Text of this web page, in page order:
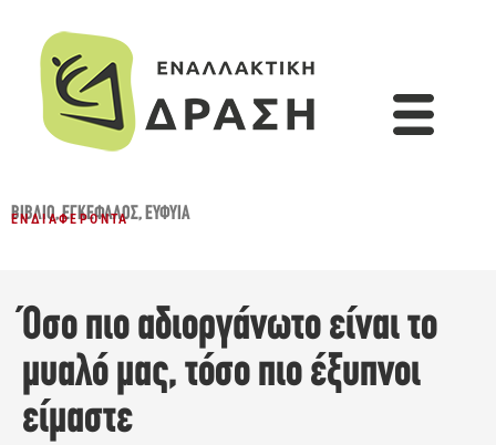
ΒΙΒΛΊΟ,ΕΓΚΈΦΑΛΟΣ,ΕΥΦΥΊΑ
ΕΝΔΙΑΦΈΡΟΝΤΑ
Όσο πιο αδιοργάνωτο είναι το
μυαλό μας, τόσο πιο έξυπνοι
είμαστε